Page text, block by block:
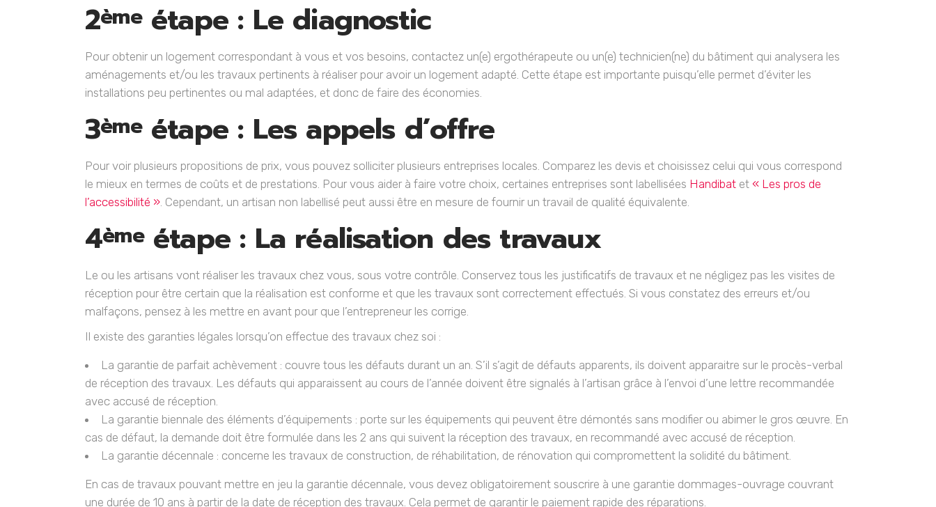
2èmeétape : Le diagnostic
Pour obtenir un logement correspondant à vous et vos besoins, contactez un(e) ergothérapeute ou un(e) technicien(ne) du bâtiment qui analysera les
aménagements et/ou les travaux pertinents à réaliser pour avoir un logement adapté. Cette étape est importante puisqu’elle permet d’éviter les
installations peu pertinentes ou mal adaptées, et donc de faire des économies.
3èmeétape : Les appels d’offre
Pour voir plusieurs propositions de prix, vous pouvez solliciter plusieurs entreprises locales. Comparez les devis et choisissez celui qui vous correspond
le mieux en termes de coûts et de prestations. Pour vous aider à faire votre choix, certaines entreprises sont labellisées Handibat et « Les pros de
l’accessibilité ». Cependant, un artisan non labellisé peut aussi être en mesure de fournir un travail de qualité équivalente.
4èmeétape : La réalisation des travaux
Le ou les artisans vont réaliser les travaux chez vous, sous votre contrôle. Conservez tous les justificatifs de travaux et ne négligez pas les visites de
réception pour être certain que la réalisation est conforme et que les travaux sont correctement effectués. Si vous constatez des erreurs et/ou
malfaçons, pensez à les mettre en avant pour que l’entrepreneur les corrige.
Il existe des garanties légales lorsqu’on effectue des travaux chez soi :
La garantie de parfait achèvement : couvre tous les défauts durant un an. S’il s’agit de défauts apparents, ils doivent apparaitre sur le procès-verbal
de réception des travaux. Les défauts qui apparaissent au cours de l’année doivent être signalés à l’artisan grâce à l’envoi d’une lettre recommandée
avec accusé de réception.
La garantie biennale des éléments d’équipements : porte sur les équipements qui peuvent être démontés sans modifier ou abimer le gros œuvre. En
cas de défaut, la demande doit être formulée dans les 2 ans qui suivent la réception des travaux, en recommandé avec accusé de réception.
La garantie décennale : concerne les travaux de construction, de réhabilitation, de rénovation qui compromettent la solidité du bâtiment.
En cas de travaux pouvant mettre en jeu la garantie décennale, vous devez obligatoirement souscrire à une garantie dommages-ouvrage couvrant
une durée de 10 ans à partir de la date de réception des travaux. Cela permet de garantir le paiement rapide des réparations.